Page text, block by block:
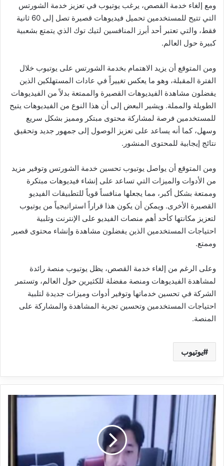
ومع إلغاء خدمة القصص، يرغب يوتيوب في تعزيز خدمة الشورتس
التي تتيح للمستخدمين تحميل فيديوهات قصيرة تصل إلى 60 ثانية
فقط، والتي تعتبر أحد أبرز المنافسين لتيك توك الذي يتمتع بشعبية
كبيرة حول العالم.
ومن المتوقع أن يزيد الاهتمام بخدمة الشورتس على يوتيوب خلال
الفترة المقبلة، وهو ما يعكس تغييراً في عادات المستهلكين الذين
يفضلون مشاهدة الفيديوهات القصيرة والممتعة بدلاً من الفيديوهات
الطويلة والمملة. ويشير البعض إلى أن هذا النوع من الفيديوهات يتيح
للمستخدمين فرصة لمشاركة محتوى مبتكر ومميز بشكل سريع
وسهل، كما أنه يساعد على تعزيز الوصول إلى جمهور جديد وتحقيق
نتائج إيجابية للمحتوى المنشور.
ومن المتوقع أن يواصل يوتيوب تحسين خدمة الشورتس وتوفير مزيد
من الأدوات والميزات التي تساعد على إنشاء فيديوهات مبتكرة
وممتعة بشكل أكبر، مما يجعلها منافساً قوياً للتطبيقات الفيديو
القصيرة الأخرى. ويمكن أن يكون هذا قراراً استراتيجياً من يوتيوب
لتعزيز مكانتها كأحد أهم منصات الفيديو على الإنترنت وتلبية
احتياجات المستخدمين الذين يفضلون مشاهدة وإنشاء محتوى قصير
وممتع.
وعلى الرغم من إلغاء خدمة القصص، يظل يوتيوب منصة رائدة
لمشاهدة الفيديوهات ومنصة مفضلة للكثيرين حول العالم، وتستمر
الشركة في تحسين خدماتها وتوفير أدوات وميزات جديدة لتلبية
احتياجات المستخدمين وتحسين تجربة المشاهدة والمشاركة على
المنصة.
يوتيوب
ضحية
لتقنية
التزييف
العميق
في
الصين:
قصة